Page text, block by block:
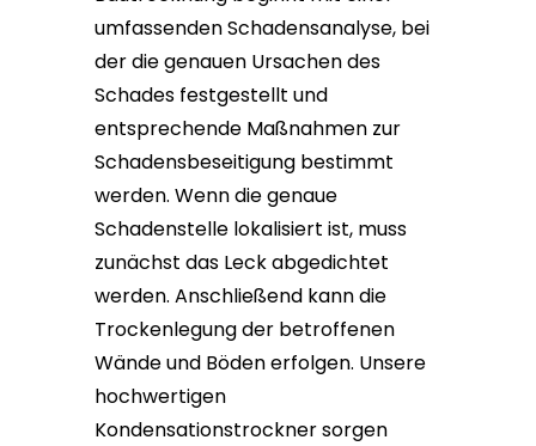
umfassenden Schadensanalyse, bei
der die genauen Ursachen des
Schades festgestellt und
entsprechende Maßnahmen zur
Schadensbeseitigung bestimmt
werden. Wenn die genaue
Schadenstelle lokalisiert ist, muss
zunächst das Leck abgedichtet
werden. Anschließend kann die
Trockenlegung der betroffenen
Wände und Böden erfolgen. Unsere
hochwertigen
Kondensationstrockner sorgen